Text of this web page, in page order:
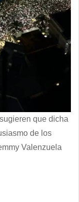
que dicha
de los
Valenzuela